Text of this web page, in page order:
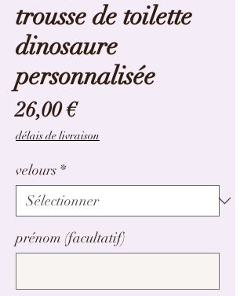
trousse de toilette
dinosaure
personnalisée
26,00 €Prix
délais de livraison
velours *
prénom (facultatif)